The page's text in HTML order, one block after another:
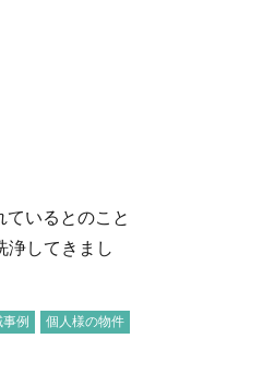
いるとのこと
浄してきまし
事例 個人様の物件